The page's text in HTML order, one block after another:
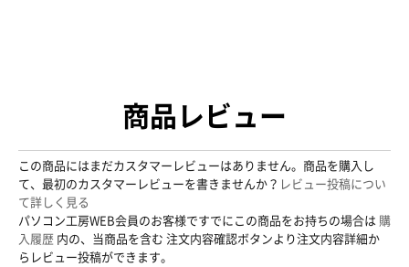
商品レビュー
この商品にはまだカスタマーレビューはありません。商品を購入し
て、最初のカスタマーレビューを書きませんか？ レビュー投稿につい
て詳しく見る
パソコン工房WEB会員のお客様ですでにこの商品をお持ちの場合は 購
入履歴 内の、当商品を含む 注文内容確認ボタンより注文内容詳細か
らレビュー投稿ができます。